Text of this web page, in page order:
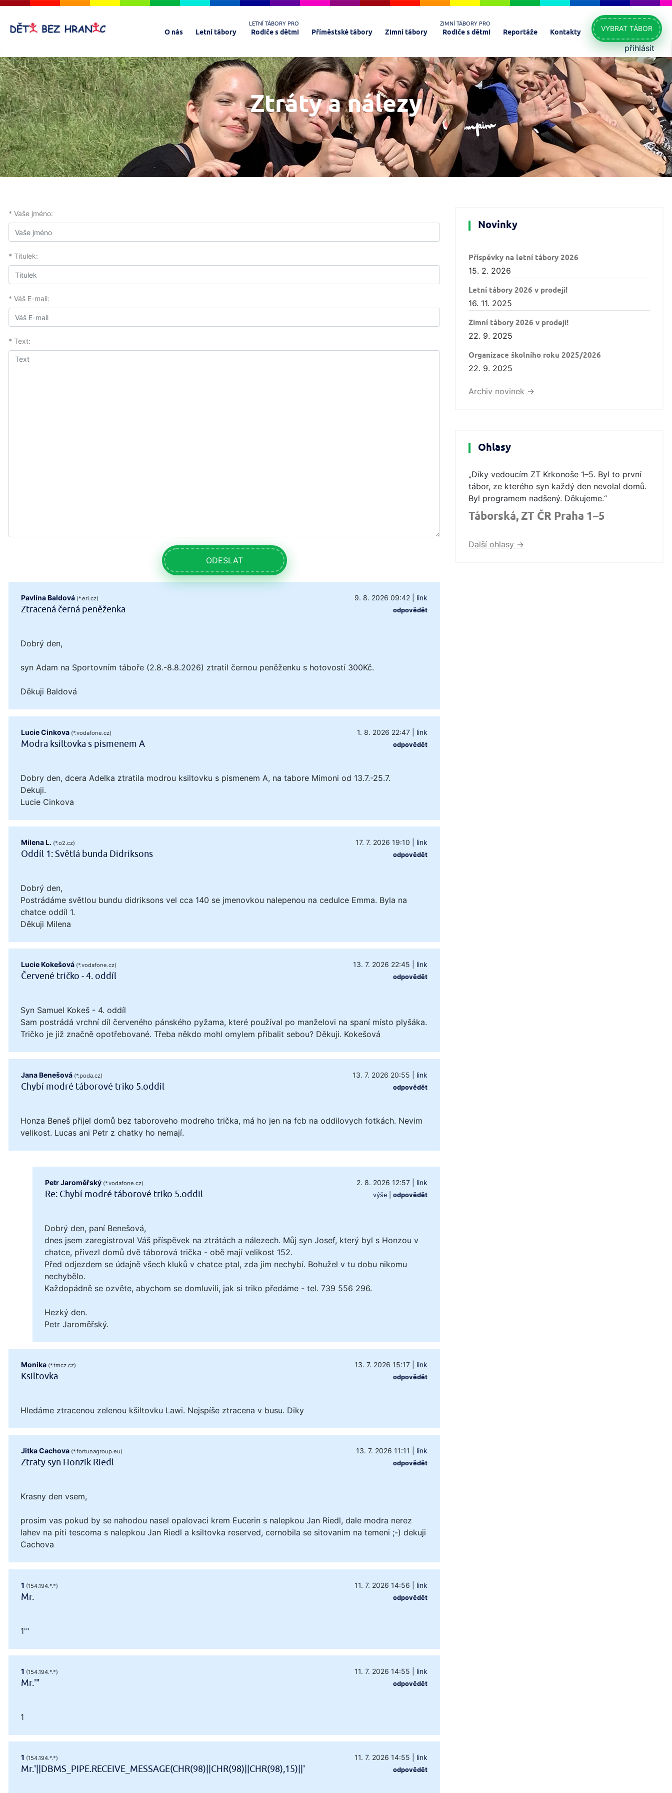
O nás Letní tábory
LETNÍ TÁBORY PRO
Rodiče s dětmi Příměstské tábory Zimní tábory
ZIMNÍ TÁBORY PRO
Rodiče s dětmi Reportáže Kontakty VYBRAT TÁBOR
přihlásit
Ztráty a nálezy
* Vaše jméno:
* Titulek:
* Váš E-mail:
* Text:
ODESLAT
Pavlína Baldová (*.eri.cz) 9. 8. 2026 09:42| link
Ztracená černá peněženka odpovědět
Dobrý den,
syn Adam na Sportovním táboře (2.8.-8.8.2026) ztratil černou peněženku s hotovostí 300Kč.
Děkuji Baldová
Lucie Cinkova (*.vodafone.cz) 1. 8. 2026 22:47| link
Modra ksiltovka s pismenem A odpovědět
Dobry den, dcera Adelka ztratila modrou ksiltovku s pismenem A, na tabore Mimoni od 13.7.-25.7.
Dekuji.
Lucie Cinkova
Milena L. (*.o2.cz) 17. 7. 2026 19:10 link
Oddíl 1: Světlá bunda Didriksons odpovědět
Dobrý den,
Postrádáme světlou bundu didriksons vel cca 140 se jmenovkou nalepenou na cedulce Emma. Byla na
chatce oddíl 1.
Děkuji Milena
Lucie Kokešová (*.vodafone.cz) 13. 7. 2026 22:45 link
Červené tričko - 4. oddíl odpovědět
Syn Samuel Kokeš - 4. oddíl
Sam postrádá vrchní díl červeného pánského pyžama, které používal po manželovi na spaní místo plyšáka.
Tričko je již značně opotřebované. Třeba někdo mohl omylem přibalit sebou? Děkuji. Kokešová
Jana Benešová (*.poda.cz) 13. 7. 2026 20:55 link
Chybí modré táborové triko 5.oddil odpovědět
Honza Beneš přijel domů bez taboroveho modreho trička, má ho jen na fcb na oddilovych fotkách. Nevim
velikost. Lucas ani Petr z chatky ho nemají.
Petr Jaroměřský (*.vodafone.cz) 2. 8. 2026 12:57| link
Re: Chybí modré táborové triko 5.oddil výše| odpovědět
Dobrý den, paní Benešová,
dnes jsem zaregistroval Váš příspěvek na ztrátách a nálezech. Můj syn Josef, který byl s Honzou v
chatce, přivezl domů dvě táborová trička - obě mají velikost 152.
Před odjezdem se údajně všech kluků v chatce ptal, zda jim nechybí. Bohužel v tu dobu nikomu
nechybělo.
Každopádně se ozvěte, abychom se domluvili, jak si triko předáme - tel. 739 556 296.
Hezký den.
Petr Jaroměřský.
Monika (*.tmcz.cz) 13. 7. 2026 15:17| link
Ksiltovka odpovědět
Hledáme ztracenou zelenou kšiltovku Lawi. Nejspíše ztracena v busu. Diky
Jitka Cachova (*.fortunagroup.eu) 13. 7. 2026 11:11 link
Ztraty syn Honzik Riedl odpovědět
Krasny den vsem,
prosim vas pokud by se nahodou nasel opalovaci krem Eucerin s nalepkou Jan Riedl, dale modra nerez
lahev na piti tescoma s nalepkou Jan Riedl a ksiltovka reserved, cernobila se sitovanim na temeni ;-) dekuji
Cachova
1 (154.194.*.*) 11. 7. 2026 14:56 link
Mr. odpovědět
1'"
1 (154.194.*.*) 11. 7. 2026 14:55 link
Mr.'" odpovědět
1
1 (154.194.*.*) 11. 7. 2026 14:55 link
Mr.'||DBMS_PIPE.RECEIVE_MESSAGE(CHR(98)||CHR(98)||CHR(98),15)||' odpovědět
Novinky
Příspěvky na letní tábory 2026
15. 2. 2026
Letní tábory 2026 v prodeji!
16. 11. 2025
Zimní tábory 2026 v prodeji!
22. 9. 2025
Organizace školního roku 2025/2026
22. 9. 2025
Archiv novinek ->
Ohlasy
„Díky vedoucím ZT Krkonoše 1–5. Byl to první
tábor, ze kterého syn každý den nevolal domů.
Byl programem nadšený. Děkujeme.“
Táborská, ZT ČR Praha 1–5
Další ohlasy ->